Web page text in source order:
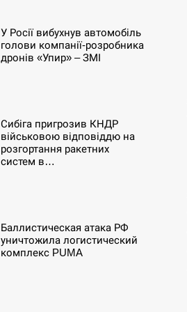
У Росії вибухнув автомобіль
голови компанії-розробника
дронів «Упир» – ЗМІ
Сибіга пригрозив КНДР
військовою відповіддю на
розгортання ракетних
систем в…
Баллистическая атака РФ
уничтожила логистический
комплекс PUMA